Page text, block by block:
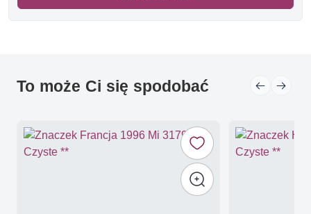
To może Ci się spodobać